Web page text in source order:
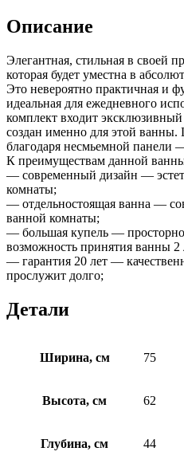
Описание
Элегантная, стильная в своей
которая будет уместна в
Это невероятно практичная и
идеальная для ежедневного
комплект входит
создан именно для этой ванны.
благодаря несмьемной панели
К преимуществам данной
— современный дизайн —
комнаты;
— отдельностоящая ванна —
ванной комнаты;
— большая купель —
возможность принятия ванны
— гарантия 20 лет —
прослужит долго;
Детали
Ширина, см 75
Высота, см 62
Глубина, см 44